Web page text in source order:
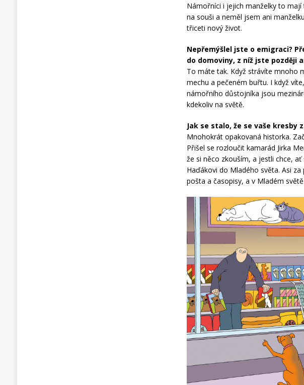
Námořníci i jejich manželky to
na souši a neměl jsem ani
třiceti nový život.
Nepřemýšlel jste o emigraci?
do domoviny, z níž jste později
To máte tak. Když strávíte mnoho
mechu a pečeném buřtu. I když
námořního důstojníka jsou
kdekoliv na světě.
Jak se stalo, že se vaše kresby
Mnohokrát opakovaná historka.
Přišel se rozloučit kamarád Jirka
že si něco zkouším, a jestli chce,
Haďákovi do Mladého světa. Asi
pošta a časopisy, a v Mladém